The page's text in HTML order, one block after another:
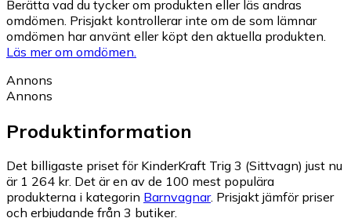
Berätta vad du tycker om produkten eller läs andras
omdömen. Prisjakt kontrollerar inte om de som lämnar
omdömen har använt eller köpt den aktuella produkten.
Läs mer om omdömen.
Annons
Annons
Produktinformation
Det billigaste priset för KinderKraft Trig 3 (Sittvagn) just nu
är 1 264 kr. Det är en av de 100 mest populära
produkterna i kategorin Barnvagnar. Prisjakt jämför priser
och erbjudande från 3 butiker.